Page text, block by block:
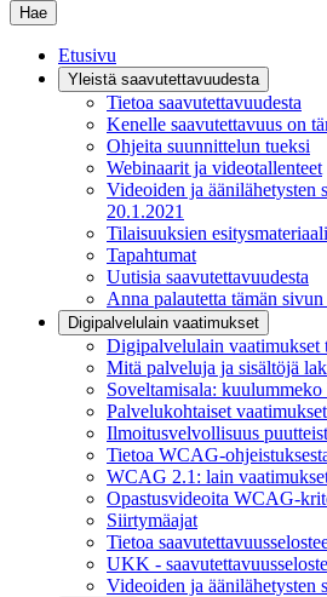
Hae
Etusivu
Yleistä saavutettavuudesta
Tietoa saavutettavuudesta
Kenelle saavutettavuus on
Ohjeita suunnittelun tueksi
Webinaarit ja videotallenteet
Videoiden ja äänilähetysten
20.1.2021
Tilaisuuksien
Tapahtumat
Uutisia saavutettavuudesta
Anna palautetta tämän sivun
Digipalvelulain vaatimukset
Digipalvelulain
Mitä palveluja ja sisältöjä
Soveltamisala:
Palvelukohtaiset
Ilmoitusvelvollisuus
Tietoa WCAG-
WCAG 2.1: lain
Opastusvideoita WCAG-
Siirtymäajat
Tietoa
UKK - saavutettavuusseloste
Videoiden ja äänilähetysten